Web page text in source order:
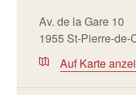
Av. de la Gare 10
1955 St-Pierre-de-
Auf Karte